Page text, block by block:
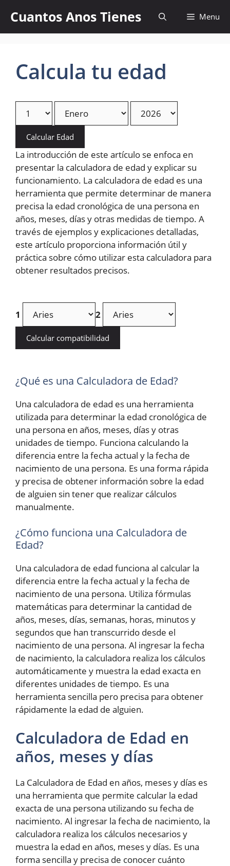
content
Cuantos Anos Tienes Menu
Calcula tu edad
Calcular Edad
La introducción de este artículo se enfoca en
presentar la calculadora de edad y explicar su
funcionamiento. La calculadora de edad es una
herramienta que permite determinar de manera
precisa la edad cronológica de una persona en
años, meses, días y otras medidas de tiempo. A
través de ejemplos y explicaciones detalladas,
este artículo proporciona información útil y
práctica sobre cómo utilizar esta calculadora para
obtener resultados precisos.
1 2
Calcular compatibilidad
¿Qué es una Calculadora de Edad?
Una calculadora de edad es una herramienta
utilizada para determinar la edad cronológica de
una persona en años, meses, días y otras
unidades de tiempo. Funciona calculando la
diferencia entre la fecha actual y la fecha de
nacimiento de una persona. Es una forma rápida
y precisa de obtener información sobre la edad
de alguien sin tener que realizar cálculos
manualmente.
¿Cómo funciona una Calculadora de
Edad?
Una calculadora de edad funciona al calcular la
diferencia entre la fecha actual y la fecha de
nacimiento de una persona. Utiliza fórmulas
matemáticas para determinar la cantidad de
años, meses, días, semanas, horas, minutos y
segundos que han transcurrido desde el
nacimiento de una persona. Al ingresar la fecha
de nacimiento, la calculadora realiza los cálculos
automáticamente y muestra la edad exacta en
diferentes unidades de tiempo. Es una
herramienta sencilla pero precisa para obtener
rápidamente la edad de alguien.
Calculadora de Edad en
años, meses y días
La Calculadora de Edad en años, meses y días es
una herramienta que permite calcular la edad
exacta de una persona utilizando su fecha de
nacimiento. Al ingresar la fecha de nacimiento, la
calculadora realiza los cálculos necesarios y
muestra la edad en años, meses y días. Es una
forma sencilla y precisa de conocer cuánto